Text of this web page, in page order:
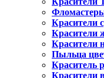
Красители
Красители
Красители
Пыльца
Краситель
Красители